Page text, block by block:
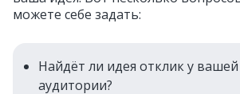
можете себе задать:
Найдёт ли идея отклик у
аудитории?